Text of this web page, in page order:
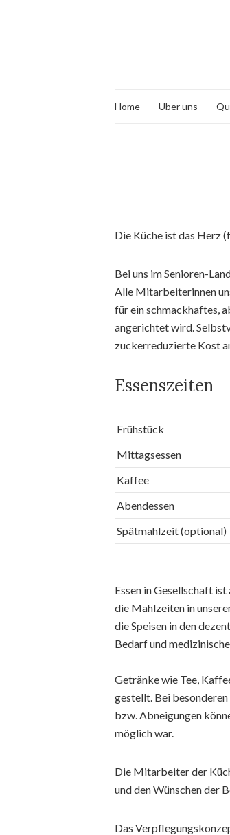
Home Über uns
Die Küche ist das Herz
Bei uns im Senioren-
Alle Mitarbeiterinnen
für ein schmackhaftes,
angerichtet wird.
zuckerreduzierte Kost
Essenszeiten
Frühstück
Mittagsessen
Kaffee
Abendessen
Spätmahlzeit (optional)
Essen in Gesellschaft
die Mahlzeiten in
die Speisen in den
Bedarf und
Getränke wie Tee,
gestellt. Bei
bzw. Abneigungen
möglich war.
Die Mitarbeiter der
und den Wünschen der
Das